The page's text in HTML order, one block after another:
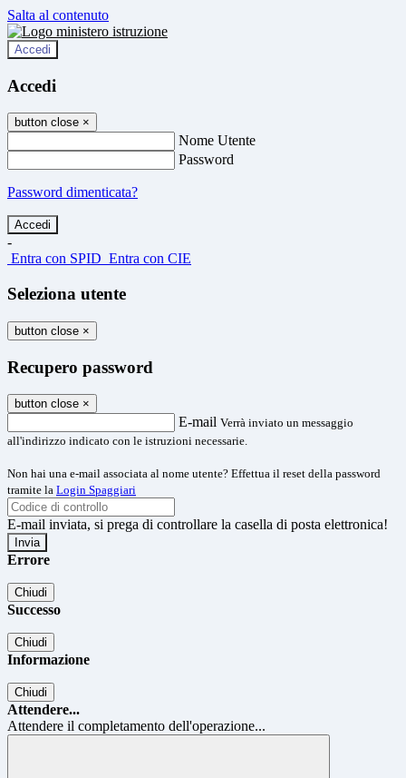
Salta al contenuto
Accedi
Accedi
button close ×
Nome Utente
Password
Password dimenticata?
-
Entra con SPID Entra con CIE
Seleziona utente
button close ×
Recupero password
button close ×
E-mail Verrà inviato un messaggio
all'indirizzo indicato con le istruzioni necessarie.
Non hai una e-mail associata al nome utente? Effettua il reset della password
tramite la Login Spaggiari
E-mail inviata, si prega di controllare la casella di posta elettronica!
Errore
Chiudi
Successo
Chiudi
Informazione
Chiudi
Attendere...
Attendere il completamento dell'operazione...